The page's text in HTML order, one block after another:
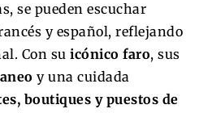
se pueden escuchar
y español, reflejando
Con su icónico faro, sus
y una cuidada
boutiques y puestos de